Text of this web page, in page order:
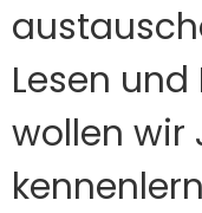
Lesen
wollen wir